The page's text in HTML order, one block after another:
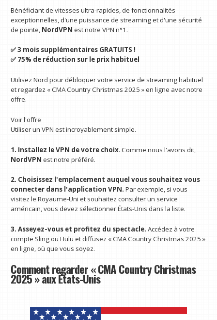
Bénéficiant de vitesses ultra-rapides, de fonctionnalités
exceptionnelles, d'une puissance de streaming et d'une sécurité
de pointe, NordVPN est notre VPN n°1.
✅ 3 mois supplémentaires GRATUITS !
✅ 75% de réduction sur le prix habituel
Utilisez Nord pour débloquer votre service de streaming habituel
et regardez « CMA Country Christmas 2025 » en ligne avec notre
offre.
Voir l'offre
Utiliser un VPN est incroyablement simple.
1. Installez le VPN de votre choix. Comme nous l'avons dit,
NordVPN est notre préféré.
2. Choisissez l'emplacement auquel vous souhaitez vous
connecter dans l'application VPN.Par exemple, si vous
visitez le Royaume-Uni et souhaitez consulter un service
américain, vous devez sélectionner États-Unis dans la liste.
3. Asseyez-vous et profitez du spectacle.Accédez à votre
compte Sling ou Hulu et diffusez « CMA Country Christmas 2025 »
en ligne, où que vous soyez.
Comment regarder « CMA Country Christmas
2025 » aux États-Unis